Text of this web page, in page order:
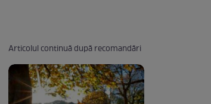
Articolul continuă după recomandări